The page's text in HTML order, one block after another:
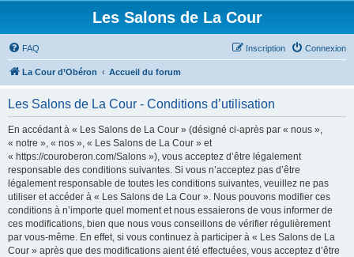
Les Salons de La Cour
FAQ Connexion
Inscription
La Cour d’Obéron Accueil du forum
Les Salons de La Cour - Conditions d’utilisation
En accédant à « Les Salons de La Cour » (désigné ci-après par « nous »,
« notre », « nos », « Les Salons de La Cour » et
« https://couroberon.com/Salons »), vous acceptez d’être légalement
responsable des conditions suivantes. Si vous n’acceptez pas d’être
légalement responsable de toutes les conditions suivantes, veuillez ne pas
utiliser et accéder à « Les Salons de La Cour ». Nous pouvons modifier ces
conditions à n’importe quel moment et nous essaierons de vous informer de
ces modifications, bien que nous vous conseillons de vérifier régulièrement
par vous-même. En effet, si vous continuez à participer à « Les Salons de La
Cour » après que des modifications aient été effectuées, vous acceptez d’être